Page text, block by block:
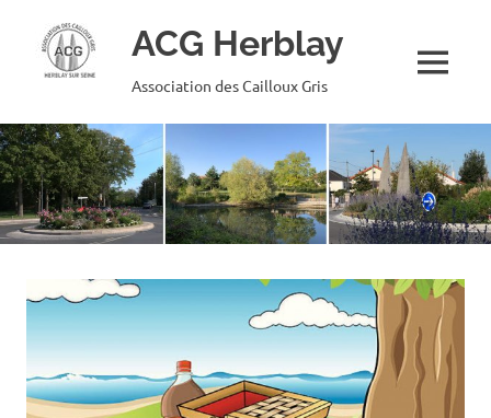
Skip
to
content
ACG Herblay
Association des Cailloux Gris
MENU